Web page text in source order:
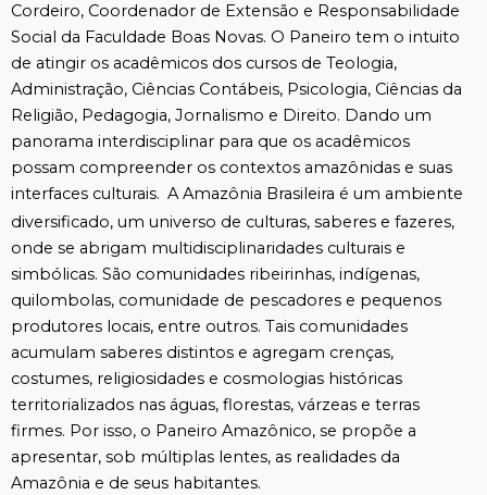
Cordeiro, Coordenador de Extensão e Responsabilidade
Social da Faculdade Boas Novas. O Paneiro tem o intuito
de atingir os acadêmicos dos cursos de Teologia,
Administração, Ciências Contábeis, Psicologia, Ciências da
Religião, Pedagogia, Jornalismo e Direito. Dando um
panorama interdisciplinar para que os acadêmicos
possam compreender os contextos amazônidas e suas
interfaces culturais. A Amazônia Brasileira é um ambiente
diversificado, um universo de culturas, saberes e fazeres,
onde se abrigam multidisciplinaridades culturais e
simbólicas. São comunidades ribeirinhas, indígenas,
quilombolas, comunidade de pescadores e pequenos
produtores locais, entre outros. Tais comunidades
acumulam saberes distintos e agregam crenças,
costumes, religiosidades e cosmologias históricas
territorializados nas águas, florestas, várzeas e terras
firmes. Por isso, o Paneiro Amazônico, se propõe a
apresentar, sob múltiplas lentes, as realidades da
Amazônia e de seus habitantes.